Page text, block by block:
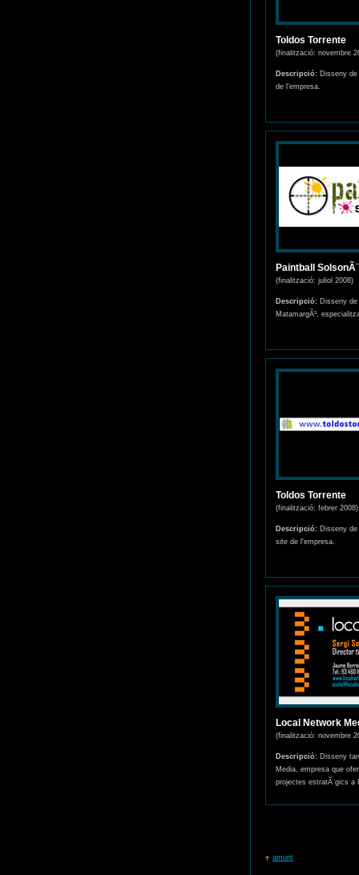
Toldos Torrente
(finalització: novembre
Descripció: Disseny
de l'empresa.
Paintball
(finalització: juliol 2008)
Descripció: Disseny
MatamargÃ³,
Toldos Torrente
(finalització: febrer 2008)
Descripció: Disseny
site de l'empresa.
Local Network
(finalització: novembre
Descripció: Disseny
Media, empresa que
projectes estratÃ¨gics a
amunt